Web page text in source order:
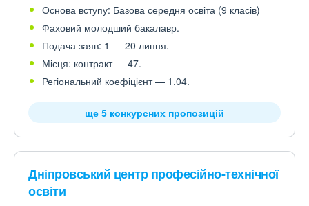
Основа вступу: Базова середня освіта (9 класів)
Фаховий молодший бакалавр.
Подача заяв: 1 — 20 липня.
Місця: контракт — 47.
Регіональний коефіцієнт — 1.04.
ще 5 конкурсних пропозицій
Дніпровський центр професійно-технічної
освіти